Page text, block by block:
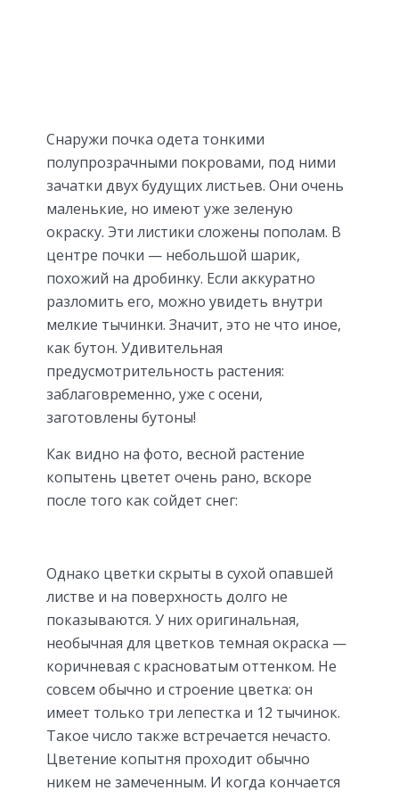
Снаружи почка одета тонкими
полупрозрачными покровами, под ними
зачатки двух будущих листьев. Они очень
маленькие, но имеют уже зеленую
окраску. Эти листики сложены пополам. В
центре почки — небольшой шарик,
похожий на дробинку. Если аккуратно
разломить его, можно увидеть внутри
мелкие тычинки. Значит, это не что иное,
как бутон. Удивительная
предусмотрительность растения:
заблаговременно, уже с осени,
заготовлены бутоны!
Как видно на фото, весной растение
копытень цветет очень рано, вскоре
после того как сойдет снег:
Однако цветки скрыты в сухой опавшей
листве и на поверхность долго не
показываются. У них оригинальная,
необычная для цветков темная окраска —
коричневая с красноватым оттенком. Не
совсем обычно и строение цветка: он
имеет только три лепестка и 12 тычинок.
Такое число также встречается нечасто.
Цветение копытня проходит обычно
никем не замеченным. И когда кончается